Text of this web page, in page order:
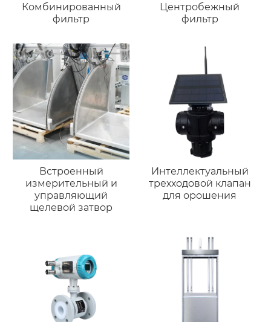
Комбинированный
фильтр
Центробежный
фильтр
Встроенный
измерительный и
управляющий
щелевой затвор
Интеллектуальный
трехходовой клапан
для орошения